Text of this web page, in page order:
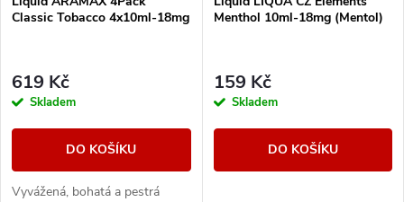
Classic Tobacco 4x10ml-18mg
619 Kč
Skladem
DO KOŠÍKU
Vyvážená, bohatá a pestrá
Menthol 10ml-18mg (Mentol)
159 Kč
Skladem
DO KOŠÍKU